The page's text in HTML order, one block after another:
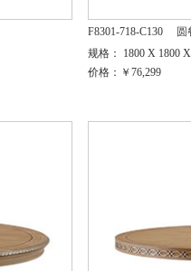
F8301-718-C130
圆
规格： 1800 X 1800
价格：￥76,299